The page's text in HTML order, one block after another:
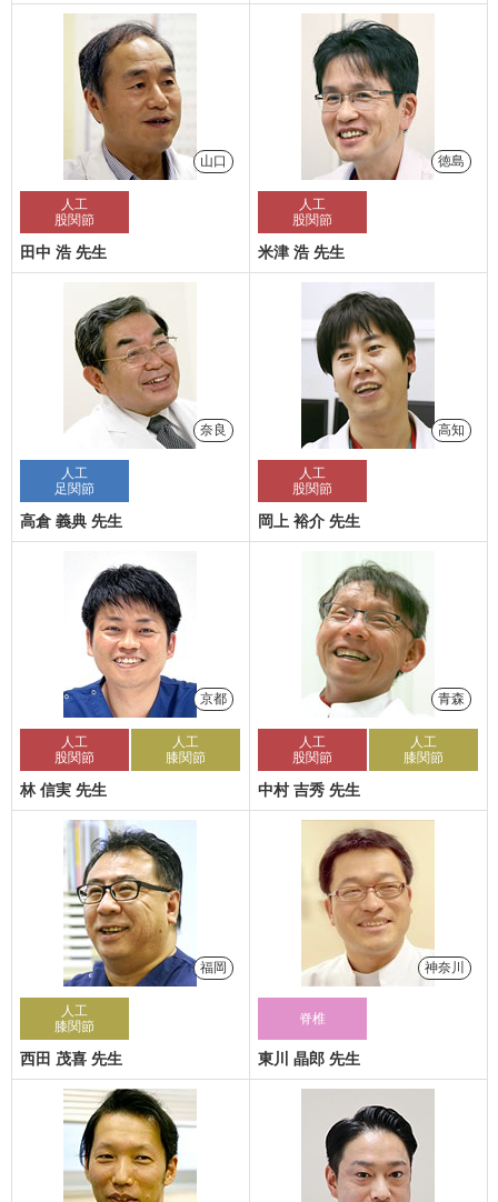
山口
人工
股関節
田中 浩 先生
徳島
人工
股関節
米津 浩 先生
奈良
人工
足関節
高倉 義典 先生
高知
人工
股関節
岡上 裕介 先生
京都
人工
股関節
人工
膝関節
林 信実 先生
青森
人工
股関節
人工
膝関節
中村 吉秀 先生
福岡
人工
膝関節
西田 茂喜 先生
神奈川
脊椎
東川 晶郎 先生